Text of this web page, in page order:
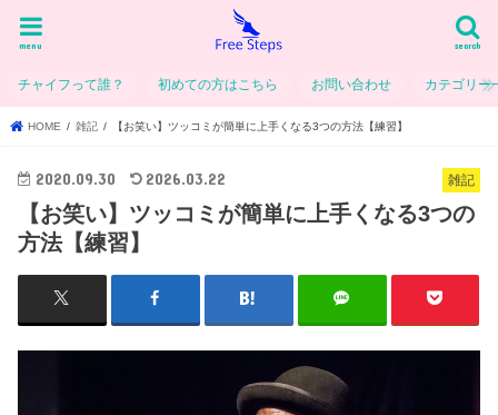
search
menu
チャイフって誰？ 初めての方はこちら お問い合わせ カテゴリー
HOME 雑記 【お笑い】ツッコミが簡単に上手くなる3つの方法【練習】
雑記
2020.09.30 2026.03.22
【お笑い】ツッコミが簡単に上手くなる3つの
方法【練習】